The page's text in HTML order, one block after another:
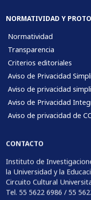
NORMATIVIDAD Y
Normatividad
Transparencia
Criterios editoriales
Aviso de Privacidad
Aviso de privacidad
Aviso de Privacidad
Aviso de privacidad de
CONTACTO
Instituto de
la Universidad y la
Circuito Cultural
Tel. 55 5622 6986 / 55